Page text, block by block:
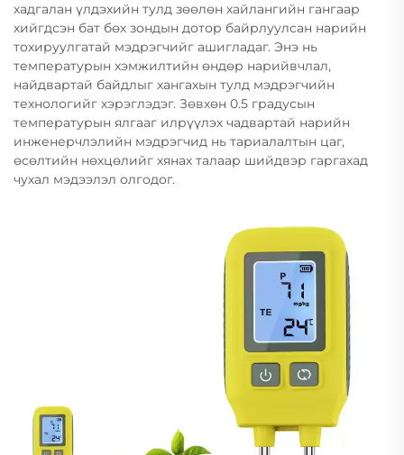
хадгалан үлдэхийн тулд зөөлөн хайлангийн гангаар
хийгдсэн бат бөх зондын дотор байрлуулсан нарийн
тохируулгатай мэдрэгчийг ашигладаг. Энэ нь
температурын хэмжилтийн өндөр нарийвчлал,
найдвартай байдлыг хангахын тулд мэдрэгчийн
технологийг хэрэглэдэг. Зөвхөн 0.5 градусын
температурын ялгааг илрүүлэх чадвартай нарийн
инженерчлэлийн мэдрэгчид нь тариалалтын цаг,
өсөлтийн нөхцөлийг хянах талаар шийдвэр гаргахад
чухал мэдээлэл олгодог.